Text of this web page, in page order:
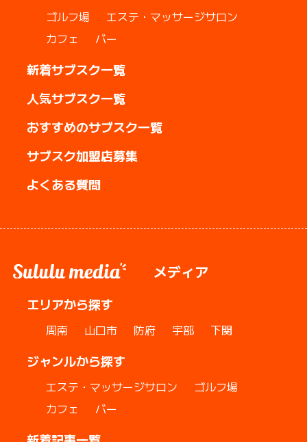
ゴルフ場
エステ・マッサージサロン
カフェ
バー
新着サブスク一覧
人気サブスク一覧
おすすめのサブスク一覧
サブスク加盟店募集
よくある質問
メディア
エリアから探す
周南 山口市 防府 宇部 下関
ジャンルから探す
エステ・マッサージサロン
ゴルフ場
カフェ
バー